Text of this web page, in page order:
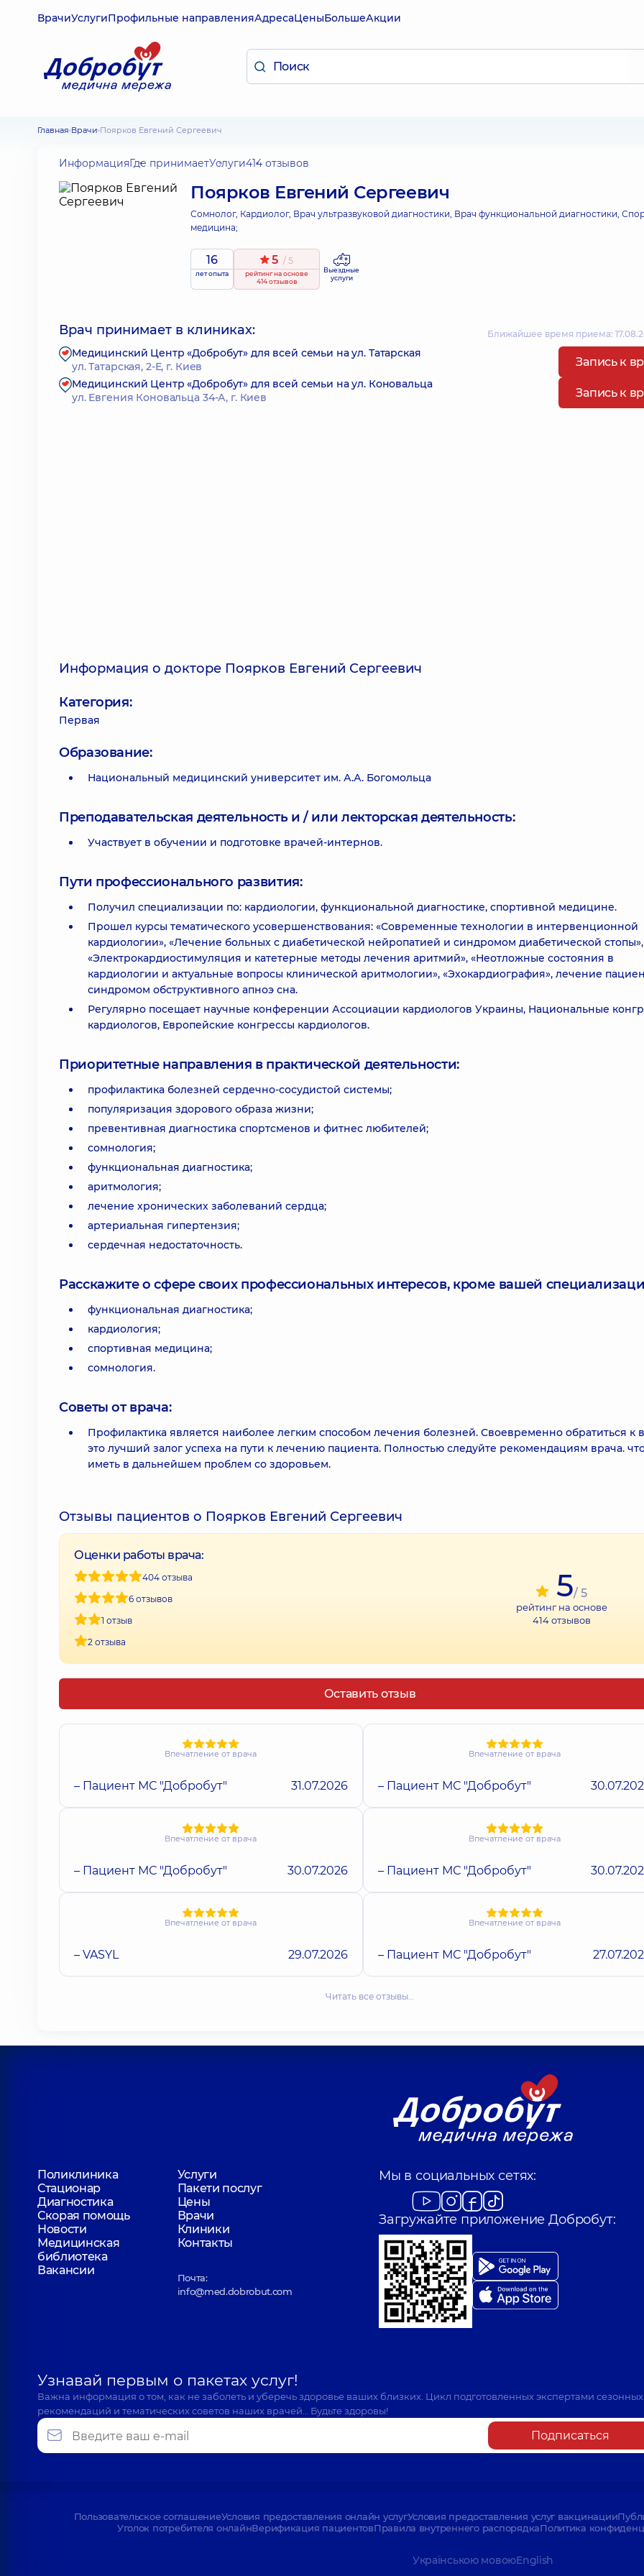
ВрачиУслугиПрофильные направленияАдресаЦеныБольшеАкции
Главная Врачи Поярков Евгений Сергеевич
ИнформацияГде принимаетУслуги414 отзывов
Поярков Евгений Сергеевич
Сомнолог, Кардиолог, Врач ультразвуковой диагностики, Врач функциональной диагностики,
медицина;
16
лет опыта
5 / 5
рейтингна основе
414 отзывов
Выездные
услуги
Врач принимает в клиниках: Ближайшее время приема:
Медицинский Центр «Добробут» для всей семьи на ул. Татарская
ул. Татарская, 2-Е, г. Киев
Запись к
Медицинский Центр «Добробут» для всей семьи на ул. Коновальца
ул. Евгения Коновальца 34-А, г. Киев
Запись к
Информация о докторе Поярков Евгений Сергеевич
Категория:
Первая
Образование:
Национальный медицинский университет им. А.А. Богомольца
Преподавательская деятельность и / или лекторская деятельность:
Участвует в обучении и подготовке врачей-интернов.
Пути профессионального развития:
Получил специализации по: кардиологии, функциональной диагностике, спортивной медицине.
Прошел курсы тематического усовершенствования: «Современные технологии в интервенционной
кардиологии», «Лечение больных с диабетической нейропатией и синдромом диабетической стопы»,
«Электрокардиостимуляция и катетерные методы лечения аритмий», «Неотложные состояния в
кардиологии и актуальные вопросы клинической аритмологии», «Эхокардиография», лечение
синдромом обструктивного апноэ сна.
Регулярно посещает научные конференции Ассоциации кардиологов Украины, Национальные
кардиологов, Европейские конгрессы кардиологов.
Приоритетные направления в практической деятельности:
профилактика болезней сердечно-сосудистой системы;
популяризация здорового образа жизни;
превентивная диагностика спортсменов и фитнес любителей;
сомнология;
функциональная диагностика;
аритмология;
лечение хронических заболеваний сердца;
артериальная гипертензия;
сердечная недостаточность.
Расскажите о сфере своих профессиональных интересов, кроме вашей
функциональная диагностика;
кардиология;
спортивная медицина;
сомнология.
Советы от врача:
Профилактика является наиболее легким способом лечения болезней. Своевременно обратиться к
это лучший залог успеха на пути к лечению пациента. Полностью следуйте рекомендациям врача.
иметь в дальнейшем проблем со здоровьем.
Отзывы пациентов о Поярков Евгений Сергеевич
Оценки работы врача:
404 отзыва
6 отзывов
1 отзыв
2 отзыва
5/ 5
рейтинг на основе
414отзывов
Оставить отзыв
Впечатление от врача
– Пациент МС "Добробут" 31.07.2026
Впечатление от врача
– Пациент МС "Добробут"
Впечатление от врача
– Пациент МС "Добробут" 30.07.2026
Впечатление от врача
– Пациент МС "Добробут"
Впечатление от врача
– VASYL 29.07.2026
Впечатление от врача
– Пациент МС "Добробут"
Читать все отзывы…
Поликлиника
Услуги
Стационар
Пакети послуг
Диагностика
Цены
Скорая помощь
Врачи
Новости
Клиники
Медицинская
библиотека
Контакты
Вакансии
Почта:
info@med.dobrobut.com
Мы в социальных сетях:
Загружайте приложение Добробут:
Узнавай первым о пакетах услуг!
Важна информация о том, как не заболеть и уберечь здоровье ваших близких. Цикл подготовленных экспертами сезонных
рекомендаций и тематических советов наших врачей… Будьте здоровы!
Подписаться
Пользовательское соглашениеУсловия предоставления онлайн услугУсловия предоставления услуг вакцинации
Уголок потребителя онлайнВерификация пациентовПравила внутреннего распорядкаПолитика
Українською мовоюEnglish